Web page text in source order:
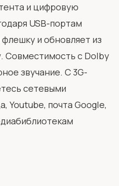
и цифровую
USB-портам
и обновляет из
Совместимость с Dolby
звучание. С 3G-
сетевыми
Youtube, почта Google,